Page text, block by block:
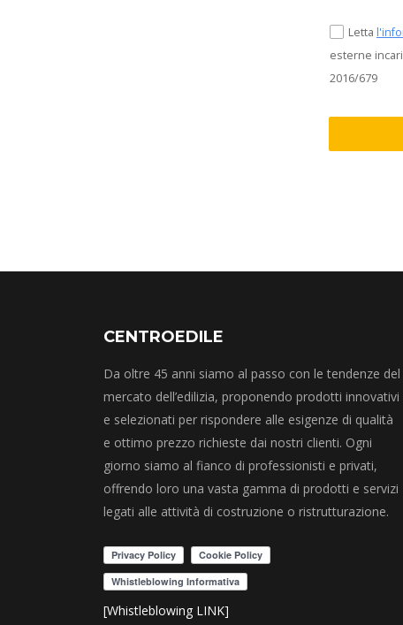
Letta
esterne
2016/679
CENTROEDILE
Da oltre 45 anni siamo al passo con le tendenze del
mercato dell’edilizia, proponendo prodotti innovativi
e selezionati per rispondere alle esigenze di qualità
e ottimo prezzo richieste dai nostri clienti. Ogni
giorno siamo al fianco di professionisti e privati,
offrendo loro una vasta gamma di prodotti e servizi
legati alle attività di costruzione o ristrutturazione.
[Whistleblowing LINK]